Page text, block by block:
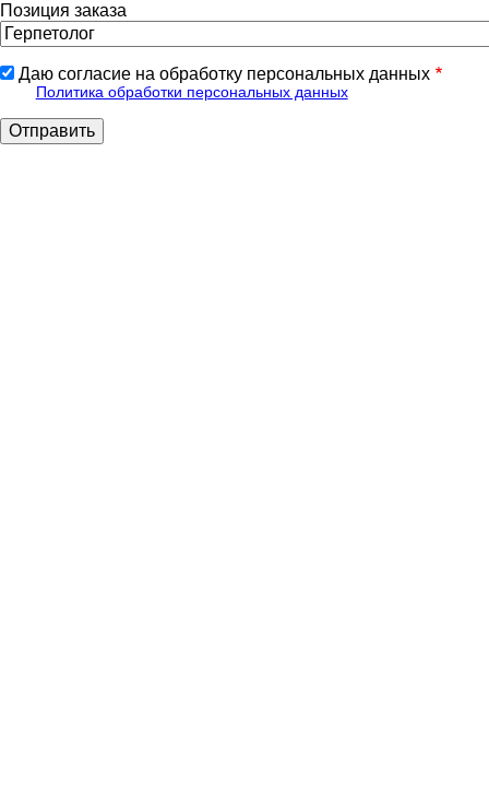
Позиция заказа
Даю согласие на обработку персональных данных
Политика обработки персональных данных